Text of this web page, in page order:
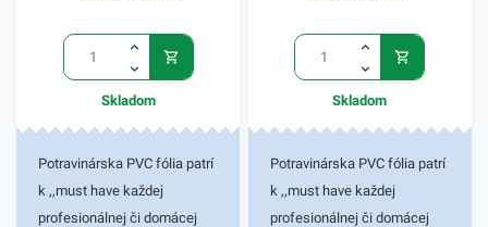
Skladom
Potravinárska PVC fólia patrí
k ,,must have každej
profesionálnej či domácej
Skladom
Potravinárska PVC fólia patrí
k ,,must have každej
profesionálnej či domácej